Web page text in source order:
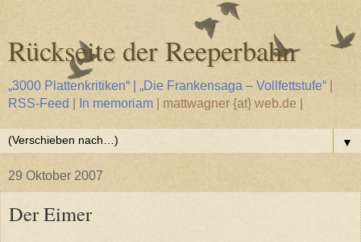
Rückseite der Reeperbahn
„3000 Plattenkritiken“ | „Die Frankensaga – Vollfettstufe“
RSS-Feed
In memoriam | mattwagner {at} web.de |
▼
29 Oktober 2007
Der Eimer